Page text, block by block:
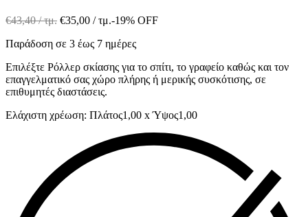
€43,40/ τμ. €35,00 / τμ.-19% OFF
Παράδοση σε 3 έως 7 ημέρες
Επιλέξτε Ρόλλερ σκίασης για το σπίτι, το γραφείο καθώς και τον
επαγγελματικό σας χώρο πλήρης ή μερικής συσκότισης, σε
επιθυμητές διαστάσεις.
Ελάχιστη χρέωση: Πλάτος1,00 x Ύψος1,00